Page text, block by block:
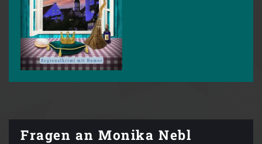
Fragen an Monika Nebl